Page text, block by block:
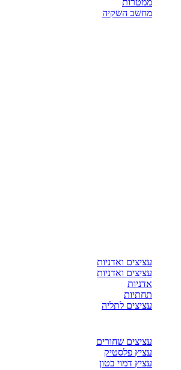
ממטרות
מחשב השקיה
עציצים ואדניות
עציצים ואדניות
אדניות
תחתיות
עציצים לתליה
עציצים שחורים
עציץ פלסטיק
עציץ דמוי בטון